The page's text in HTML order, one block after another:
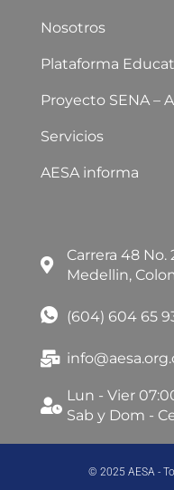
Nosotros
Plataforma
Proyecto SENA –
Servicios
AESA informa
Carrera 48 No.
Medellin,
(604) 604 65
Lun - Vier
Sab y Dom -
© 2025 AESA -